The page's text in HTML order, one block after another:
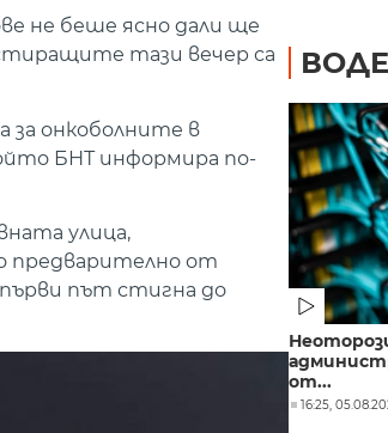
не беше ясно дали ще
тази вечер са
онкоболните в
БНТ информира по-
улица,
предварително от
път стигна до
от...
16:25,